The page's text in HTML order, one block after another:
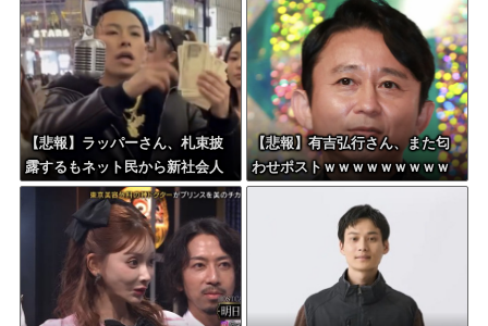
【悲報】ラッパーさん、札束披
露するもネット民から新社会人
の初ボーナスくらいしかないと
笑われる
【悲報】有吉弘行さん、また匂
わせポストｗｗｗｗｗｗｗｗｗ
ｗｗｗｗｗｗｗｗ